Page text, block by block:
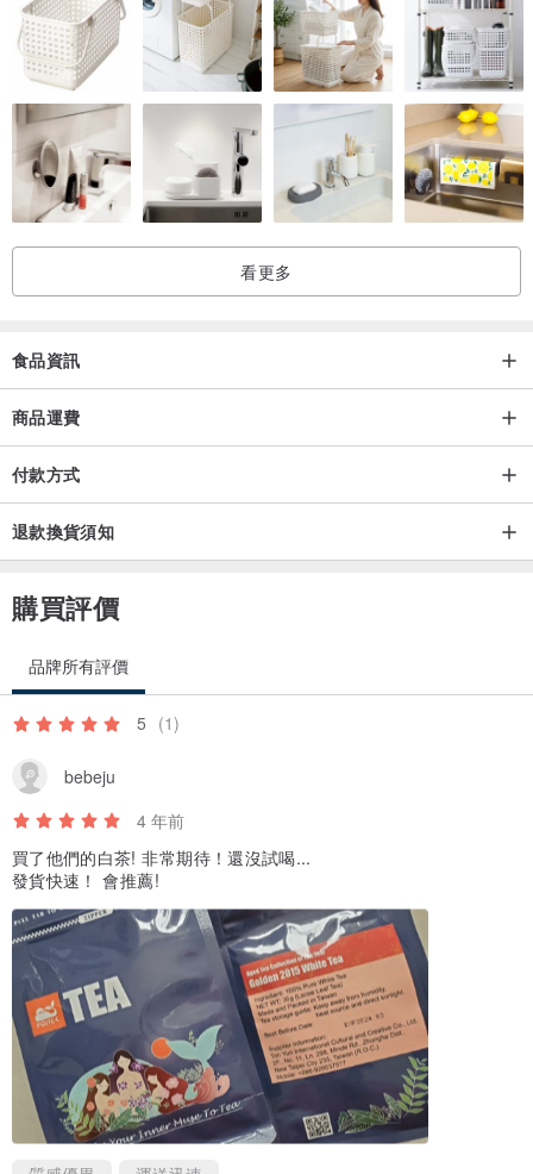
► 為方便飲用好茶而設計
► 玉米纖維材質喝得更安心
（玉米纖維是以玉米、小麥等萃取的澱粉為原料而製成的合成纖維，
是一種可完全生物分解的材質）
► 標籤無油墨無印刷
► 立體空間讓茶葉滋味完整釋放
看更多
食品資訊
商品運費
付款方式
退款換貨須知
購買評價
品牌所有評價
5 (1)
bebeju
4 年前
買了他們的白茶! 非常期待！還沒試喝...
發貨快速！ 會推薦!